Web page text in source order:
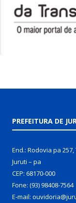
PREFEITURA DE
End.: Rodovia pa
Juruti – pa
CEP: 68170-000
Fone: (93) 98408-7564
E-mail: